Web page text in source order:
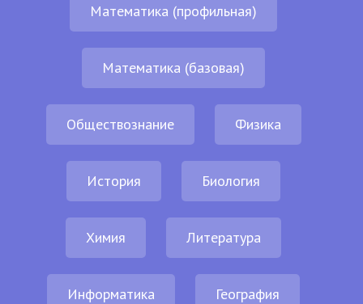
Математика (профильная)
Математика (базовая)
Обществознание Физика
История Биология
Химия Литература
Информатика География